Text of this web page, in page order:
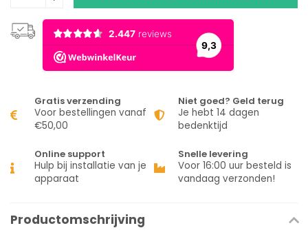
Gratis verzending
Voor bestellingen vanaf
€50,00
Niet goed? Geld terug
Je hebt 14 dagen
bedenktijd
Online support
Hulp bij installatie van je
apparaat
Snelle levering
Voor 16:00 uur besteld is
vandaag verzonden!
Productomschrijving